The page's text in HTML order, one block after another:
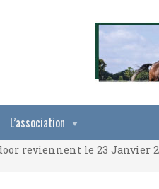
L’association
reviennent le 23 Janvier
reviennent le 23 Janvier